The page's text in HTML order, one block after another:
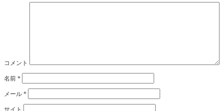
コメント
名前 *
メール *
サイト